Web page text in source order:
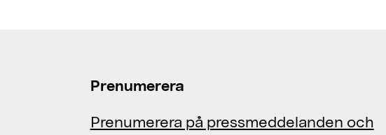
Prenumerera
Prenumerera på pressmeddelanden och